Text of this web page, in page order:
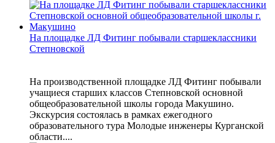
На площадке ЛД Фитинг побывали старшеклассники
Степновской
На производственной площадке ЛД Фитинг побывали
учащиеся старших классов Степновской основной
общеобразовательной школы города Макушино.
Экскурсия состоялась в рамках ежегодного
образовательного тура Молодые инженеры Курганской
области....